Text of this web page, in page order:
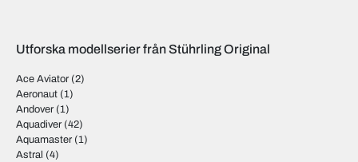
Utforska modellserier från Stührling Original
Ace Aviator (2)
Aeronaut (1)
Andover (1)
Aquadiver (42)
Aquamaster (1)
Astral (4)